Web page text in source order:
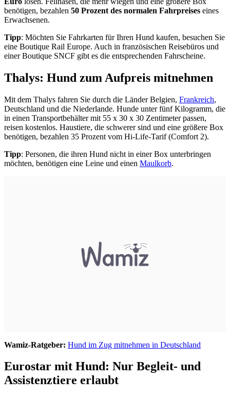
benötigen, bezahlen 50 Prozent des normalen Fahrpreises eines
Erwachsenen.
Tipp: Möchten Sie Fahrkarten für Ihren Hund kaufen, besuchen Sie
eine Boutique Rail Europe. Auch in französischen Reisebüros und
einer Boutique SNCF gibt es die entsprechenden Fahrscheine.
Thalys: Hund zum Aufpreis mitnehmen
Mit dem Thalys fahren Sie durch die Länder Belgien, Frankreich,
Deutschland und die Niederlande. Hunde unter fünf Kilogramm, die
in einen Transportbehälter mit 55 x 30 x 30 Zentimeter passen,
reisen kostenlos. Haustiere, die schwerer sind und eine größere Box
benötigen, bezahlen 35 Prozent vom Hi-Life-Tarif (Comfort 2).
Tipp: Personen, die ihren Hund nicht in einer Box unterbringen
möchten, benötigen eine Leine und einen Maulkorb.
Wamiz-Ratgeber: Hund im Zug mitnehmen in Deutschland
Eurostar mit Hund: Nur Begleit- und
Assistenztiere erlaubt